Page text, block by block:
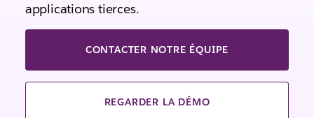
applications tierces.
CONTACTER NOTRE ÉQUIPE
REGARDER LA DÉMO